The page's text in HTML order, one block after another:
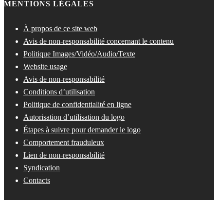
MENTIONS LÉGALES
À propos de ce site web
Avis de non-responsabilité concernant le contenu
Politique Images/Vidéo/Audio/Texte
Website usage
Avis de non-responsabilité
Conditions d’utilisation
Politique de confidentialité en ligne
Autorisation d’utilisation du logo
Étapes à suivre pour demander le logo
Comportement frauduleux
Lien de non-responsabilité
Syndication
Contacts